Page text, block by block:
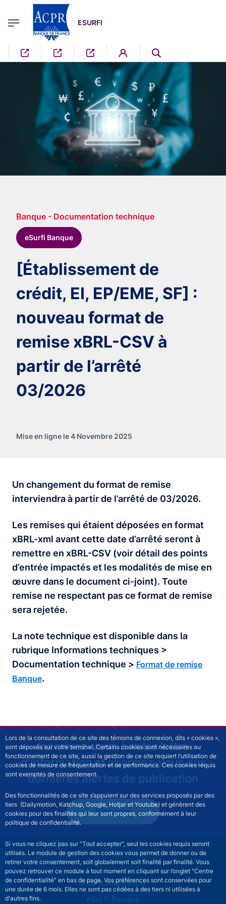
Lors de la consultation de ce site des témoins de connexion, dits « cookies »,
sont déposés sur votre terminal. Certains cookies sont nécessaires au
fonctionnement de ce site, aussi la gestion de ce site requiert l’utilisation de
cookies de mesure de fréquentation et de performance. Ces cookies requis
sont exemptés de consentement.
Des fonctionnalités de ce site s’appuient sur des services proposés par des
tiers (Dailymotion, Katchup, Google, Hotjar et Youtube) et génèrent des
cookies pour des finalités qui leur sont propres, conformément à leur
politique de confidentialité.
Si vous ne cliquez pas sur "Tout accepter", seul les cookies requis seront
utilisés. Le module de gestion des cookies vous permet de donner ou de
retirer votre consentement, soit globalement soit finalité par finalité. Vous
pouvez retrouver ce module à tout moment en cliquant sur l’onglet "Centre
de confidentialité" en bas de page. Vos préférences sont conservées pour
une durée de 6 mois. Elles ne sont pas cédées à des tiers ni utilisées à
d'autres fins.
ESURFI Menu Principal
ESURFI
Banque - Documentation technique
eSurfi Banque
[Établissement de
crédit, EI, EP/EME, SF] :
nouveau format de
remise xBRL-CSV à
partir de l’arrêté
03/2026
Mise en ligne le 4 Novembre 2025
Un changement du format de remise
interviendra à partir de l’arrêté de 03/2026.
Les remises qui étaient déposées en format
xBRL-xml avant cette date d’arrêté seront à
remettre en xBRL-CSV (voir détail des points
d’entrée impactés et les modalités de mise en
œuvre dans le document ci-joint). Toute
remise ne respectant pas ce format de remise
sera rejetée.
La note technique est disponible dans la
rubrique Informations techniques >
Documentation technique > Format de remise
Banque.
Inscrivez-vous à notre lettre
d'information et abonnez-vous aux
dernières alertes de publication
S'inscrire
ESURFI site navigationeSurfi Assurance
eSurfi Banque